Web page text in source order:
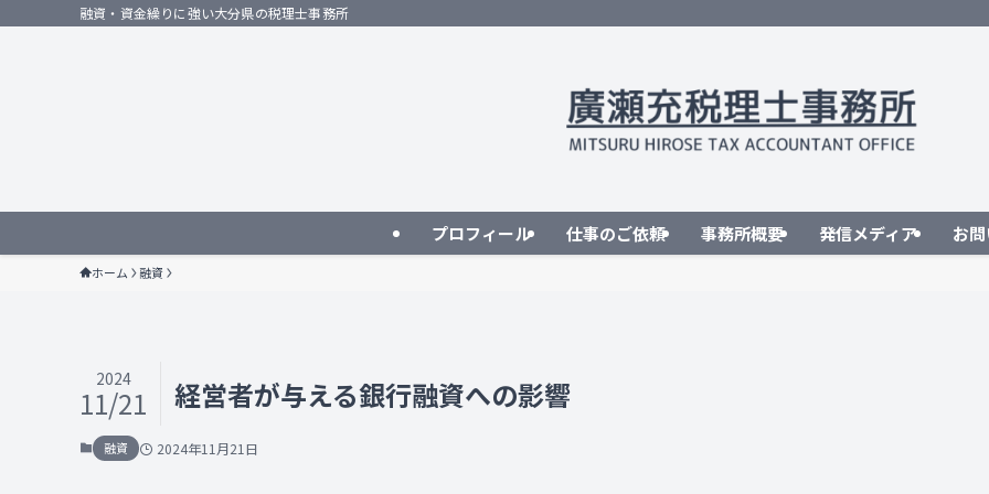
融資・資金繰りに強い大分県の税理士事務所
プロフィール 仕事のご依頼 事務所概要 発信メディア お
ホーム 融資
経営者が与える銀行融資への影響
2024
11/21
融資 2024年11月21日